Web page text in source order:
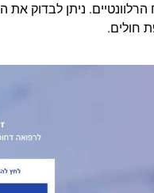
הרלוונטיים. ניתן לבדוק
חולים.